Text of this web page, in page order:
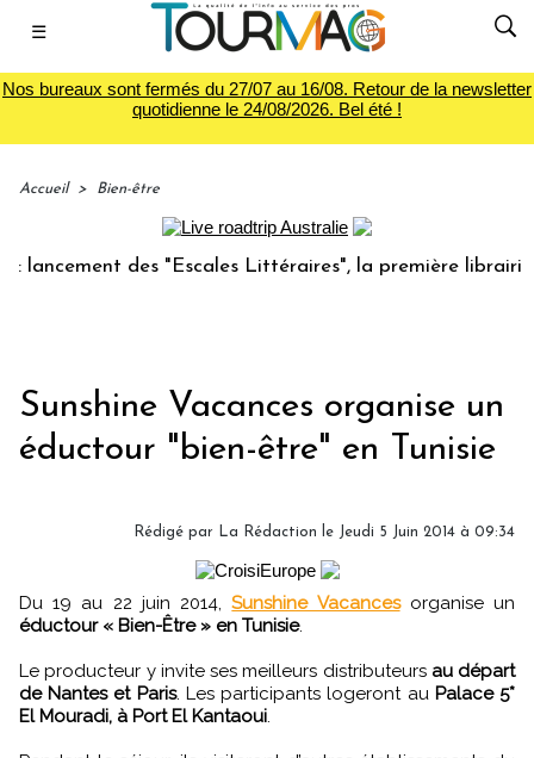
☰
Nos bureaux sont fermés du 27/07 au 16/08. Retour de la newsletter
quotidienne le 24/08/2026. Bel été !
Accueil > Bien-être
des "Escales Littéraires", la première librairie
Sunshine Vacances organise un
éductour "bien-être" en Tunisie
Rédigé par La Rédaction le Jeudi 5 Juin 2014 à 09:34
Du 19 au 22 juin 2014,Sunshine Vacancesorganise un
éductour « Bien-Être » en Tunisie.
Le producteur y invite ses meilleurs distributeurs au départ
de Nantes et Paris. Les participants logeront au Palace 5*
El Mouradi, à Port El Kantaoui